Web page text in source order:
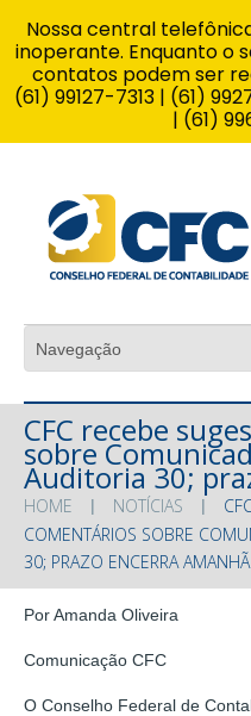
CFC recebe
sobre
Auditoria 30;
HOME NOTÍCIAS
COMENTÁRIOS SOBRE
30; PRAZO ENCERRA AMANHÃ
Por Amanda Oliveira
Comunicação CFC
O Conselho Federal de
Nossa central
inoperante. Enquanto o
contatos podem ser
(61) 99127-7313 | (61)
| (61)